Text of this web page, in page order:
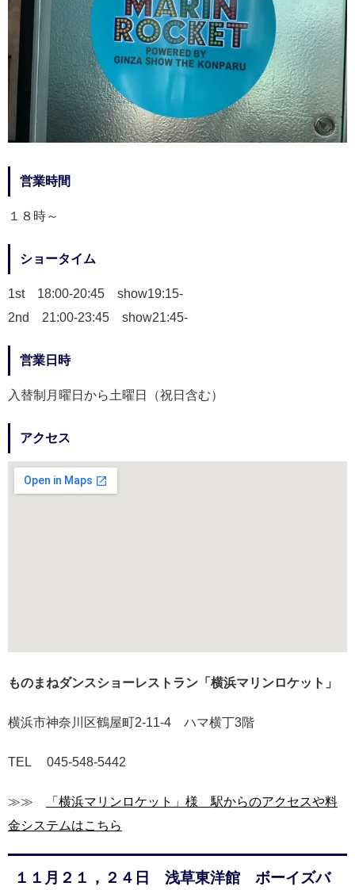
営業時間
１８時～
ショータイム
1st 18:00-20:45 show19:15-
2nd 21:00-23:45 show21:45-
営業日時
入替制月曜日から土曜日（祝日含む）
アクセス
ものまねダンスショーレストラン「横浜マリンロケット」
横浜市神奈川区鶴屋町2-11-4 ハマ横丁3階
TEL 045-548-5442
≫≫
「横浜マリンロケット」様 駅からのアクセスや料
金システムはこちら
１１月２１，２４日 浅草東洋館 ボーイズバ